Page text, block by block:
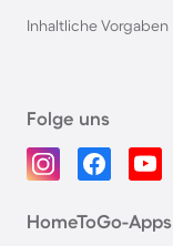
Inhaltliche Vorgaben
Folge uns
HomeToGo-Apps